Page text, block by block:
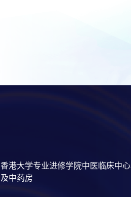
香港大学专业进修学院中医临床中心
及中药房